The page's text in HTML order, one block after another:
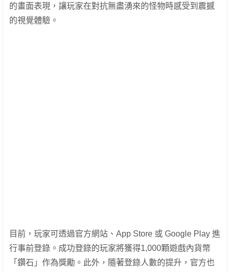
的畫面表現，讓玩家在對抗無盡湧來的怪物時感受到震撼
的視覺體驗。
目前，玩家可透過官方網站、App Store 或 Google Play 進
行事前登錄。成功登錄的玩家將獲得1,000顆遊戲內貨幣
「鑽石」作為獎勵。此外，隨著登錄人數的提升，官方也